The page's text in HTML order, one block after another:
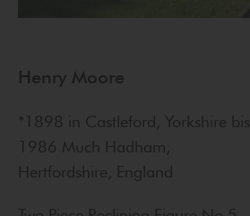
Henry Moore
*1898 in Castleford, Yorkshire bis
1986 Much Hadham,
Hertfordshire, England